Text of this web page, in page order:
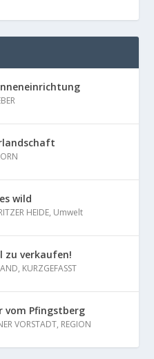
wild
HEIDE, Umwelt
zu verkaufen!
, KURZGEFASST
vom Pfingstberg
VORSTADT, REGION